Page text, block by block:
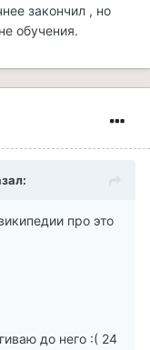
закончил , но
обучения.
про это
до него :( 24